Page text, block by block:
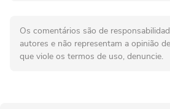
Os comentários são de
autores e não representam a opinião
que viole os termos de uso, denuncie.